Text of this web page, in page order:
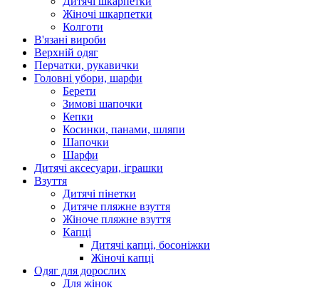
Жіночі шкарпетки
Колготи
В'язані вироби
Верхній одяг
Перчатки, рукавички
Головні убори, шарфи
Берети
Зимові шапочки
Кепки
Косинки, панами, шляпи
Шапочки
Шарфи
Дитячі аксесуари, іграшки
Взуття
Дитячі пінетки
Дитяче пляжне взуття
Жіноче пляжне взуття
Капці
Дитячі капці, босоніжки
Жіночі капці
Одяг для дорослих
Для жінок